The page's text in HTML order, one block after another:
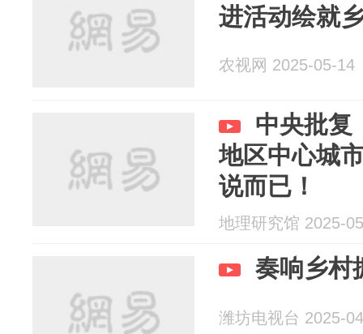
进活动绘就
农视网 2025-05-14
中央批复
地区中心城
说而已！
地理研究馆 2025-
奏响乡村
潍坊电视台 2025-